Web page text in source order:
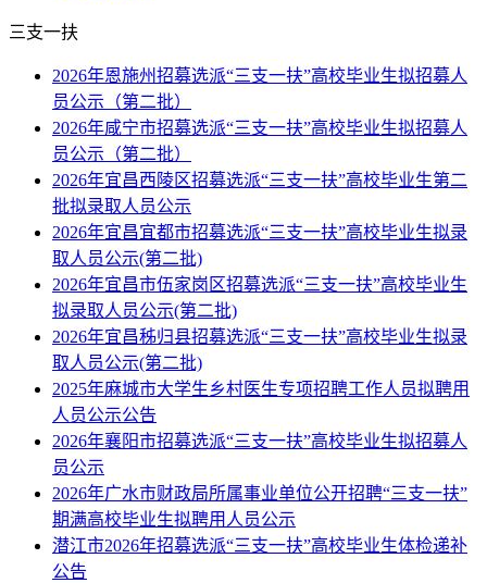
三支一扶
2026年恩施州招募选派“三支一扶”高校毕业生拟招募人
员公示（第二批）
2026年咸宁市招募选派“三支一扶”高校毕业生拟招募人
员公示（第二批）
2026年宜昌西陵区招募选派“三支一扶”高校毕业生第二
批拟录取人员公示
2026年宜昌宜都市招募选派“三支一扶”高校毕业生拟录
取人员公示(第二批)
2026年宜昌市伍家岗区招募选派“三支一扶”高校毕业生
拟录取人员公示(第二批)
2026年宜昌秭归县招募选派“三支一扶”高校毕业生拟录
取人员公示(第二批)
2025年麻城市大学生乡村医生专项招聘工作人员拟聘用
人员公示公告
2026年襄阳市招募选派“三支一扶”高校毕业生拟招募人
员公示
2026年广水市财政局所属事业单位公开招聘“三支一扶”
期满高校毕业生拟聘用人员公示
潜江市2026年招募选派“三支一扶”高校毕业生体检递补
公告